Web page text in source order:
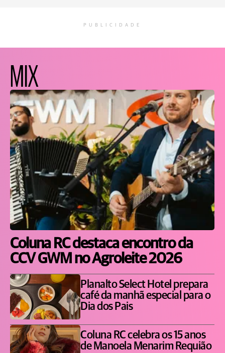
PUBLICIDADE
MIX
Coluna RC destaca encontro da
CCV GWM no Agroleite 2026
Planalto Select Hotel prepara
café da manhã especial para o
Dia dos Pais
Coluna RC celebra os 15 anos
de Manoela Menarim Requião